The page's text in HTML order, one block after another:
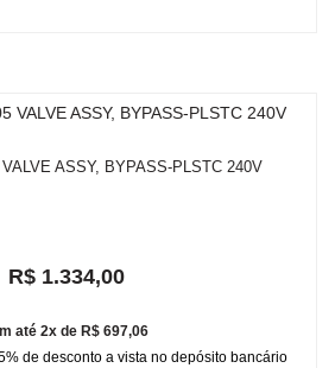
ASSY, BYPASS-PLSTC 240V
R$ 1.334,00
até 2x de R$ 697,06
de desconto a vista no depósito bancário